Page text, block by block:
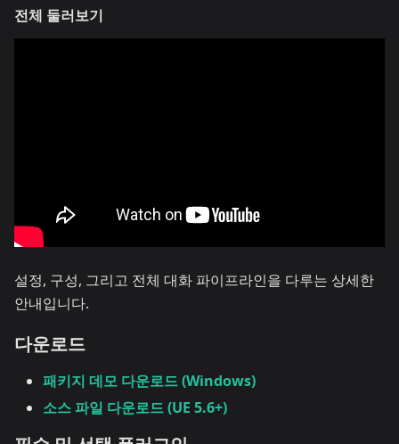
전체 둘러보기
설정, 구성, 그리고 전체 대화 파이프라인을 다루는 상세한
안내입니다.
다운로드
패키지 데모 다운로드 (Windows)
소스 파일 다운로드 (UE 5.6+)